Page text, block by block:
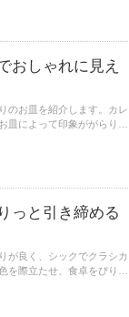
おしゃれに見え
のお皿を紹介します。カレ
皿によって印象ががらりと
っと引き締める
が良く、シックでクラシカ
を際立たせ、食卓をぴりっ